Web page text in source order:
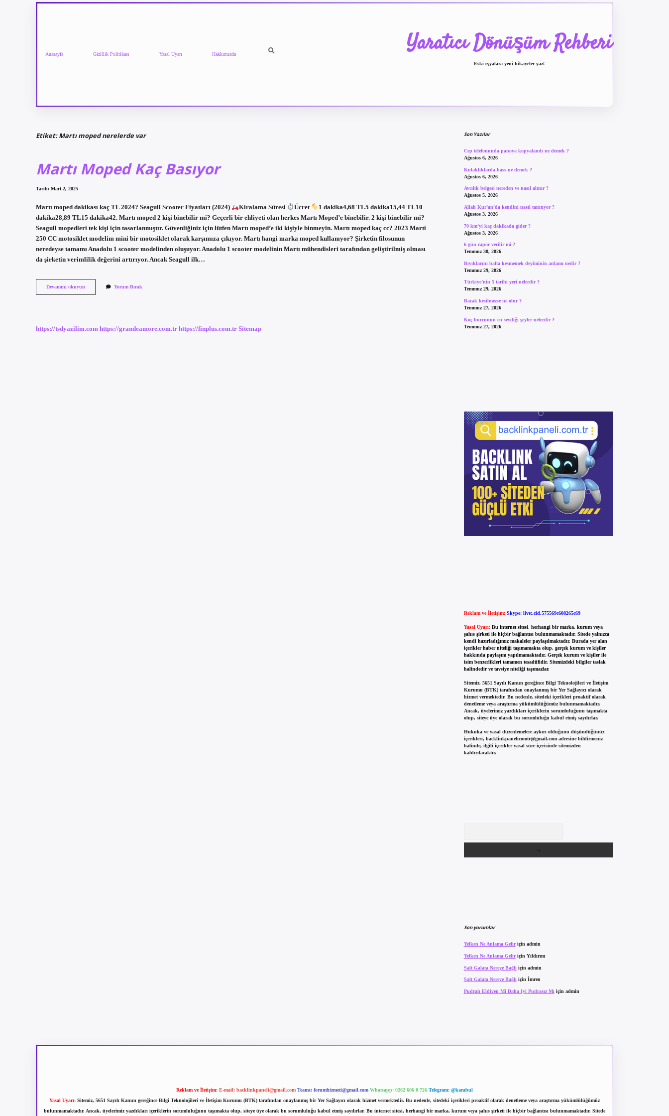
Anasayfa Gizlilik Politikası Yasal Uyarı Hakkımızda Yaratıcı Dönüşüm Rehberi
Eski eşyalara yeni hikayeler yaz!
Etiket:Martı moped nerelerde var
Martı Moped Kaç Basıyor
Tarih: Mart 2, 2025
Martı moped dakikası kaç TL 2024? Seagull Scooter Fiyatları (2024) Kiralama Süresi Ücret
1 dakika4,68 TL5 dakika15,44 TL10
dakika28,89 TL15 dakika42. Martı moped 2 kişi binebilir mi? Geçerli bir ehliyeti olan herkes Martı Moped’e binebilir. 2 kişi binebilir mi?
Seagull mopedleri tek kişi için tasarlanmıştır. Güvenliğiniz için lütfen Martı moped’e iki kişiyle binmeyin. Martı moped kaç cc? 2023 Marti
250 CC motosiklet modelim mini bir motosiklet olarak karşımıza çıkıyor. Martı hangi marka moped kullanıyor? Şirketin filosunun
neredeyse tamamı Anadolu 1 scooter modelinden oluşuyor. Anadolu 1 scooter modelinin Martı mühendisleri tarafından geliştirilmiş olması
da şirketin verimlilik değerini artırıyor. Ancak Seagull ilk…
Devamını okuyun
Moped
Yorum Bırak
https://tsdyazilim.com https://grandeamore.com.tr https://finplus.com.tr Sitemap
Son Yazılar
Cep telefonunda panoya kopyalandı ne demek ?
Ağustos 6, 2026
Kulaklıklarda bass ne demek ?
Ağustos 6, 2026
Avcılık belgesi nereden ve nasıl alınır ?
Ağustos 5, 2026
Allah Kur’an’da kendini nasıl tanıtıyor ?
Ağustos 3, 2026
70 km’yi kaç dakikada gider ?
Ağustos 3, 2026
6 gün rapor verilir mi ?
Temmuz 30, 2026
Bıyıklarını balta kesmemek deyiminin anlamı nedir ?
Temmuz 29, 2026
Türkiye’nin 5 tarihi yeri nelerdir ?
Temmuz 29, 2026
Bacak kesilmezse ne olur ?
Temmuz 27, 2026
Koç burcunun en sevdiği şeyler nelerdir ?
Temmuz 27, 2026
Reklam ve İletişim: Skype: live:.cid.575569c608265c69
Yasal Uyarı: Bu internet sitesi, herhangi bir marka, kurum veya
şahıs şirketi ile hiçbir bağlantısı bulunmamaktadır. Sitede yalnızca
kendi hazırladığımız makaleler paylaşılmaktadır. Burada yer alan
içerikler haber niteliği taşımamakta olup, gerçek kurum ve kişiler
hakkında paylaşım yapılmamaktadır. Gerçek kurum ve kişiler ile
isim benzerlikleri tamamen tesadüfidir. Sitemizdeki bilgiler taslak
halindedir ve tavsiye niteliği taşımazlar.
Sitemiz, 5651 Sayılı Kanun gereğince Bilgi Teknolojileri ve İletişim
Kurumu (BTK) tarafından onaylanmış bir Yer Sağlayıcı olarak
hizmet vermektedir. Bu nedenle, sitedeki içerikleri proaktif olarak
denetleme veya araştırma yükümlülüğümüz bulunmamaktadır.
Ancak, üyelerimiz yazdıkları içeriklerin sorumluluğunu taşımakta
olup, siteye üye olarak bu sorumluluğu kabul etmiş sayılırlar.
Hukuka ve yasal düzenlemelere aykırı olduğunu düşündüğünüz
içerikleri, backlinkpanelicomtr@gmail.comadresine bildirmeniz
halinde, ilgili içerikler yasal süre içerisinde sitemizden
kaldırılacaktır.
Son yorumlar
Yelken Ne Anlama Geliriçin admin
Yelken Ne Anlama Geliriçin Yıldırım
Salt Galata Nereye Bağlı için admin
Salt Galata Nereye Bağlı için İmren
Pudralı Eldiven Mi Daha Iyi Pudrasız Mı için admin
Reklam ve İletişim: E-mail: backlinkpaneli@gmail.com Teams: forumhizmeti@gmail.com Whatsapp: 0262 606 0 726 Telegram: @karabul
Yasal Uyarı: Sitemiz, 5651 Sayılı Kanun gereğince Bilgi Teknolojileri ve İletişim Kurumu (BTK) tarafından onaylanmış bir Yer Sağlayıcı olarak hizmet vermektedir. Bu nedenle, sitedeki içerikleri proaktif olarak denetleme veya araştırma yükümlülüğümüz
bulunmamaktadır. Ancak, üyelerimiz yazdıkları içeriklerin sorumluluğunu taşımakta olup, siteye üye olarak bu sorumluluğu kabul etmiş sayılırlar. Bu internet sitesi, herhangi bir marka, kurum veya şahıs şirketi ile hiçbir bağlantısı bulunmamaktadır. Sitede